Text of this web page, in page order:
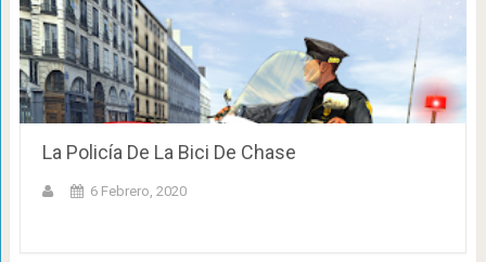
La Policía De La Bici De Chase
6 Febrero, 2020